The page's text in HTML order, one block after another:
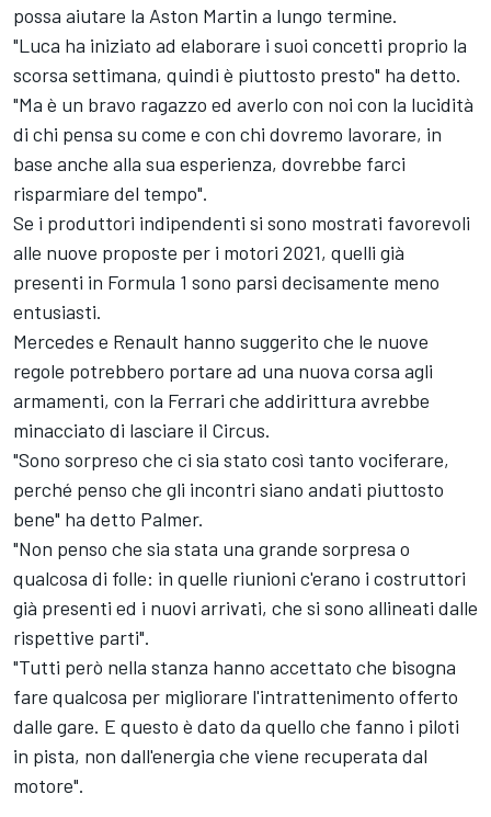
possa aiutare la Aston Martin a lungo termine.
"Luca ha iniziato ad elaborare i suoi concetti proprio la
scorsa settimana, quindi è piuttosto presto" ha detto.
"Ma è un bravo ragazzo ed averlo con noi con la lucidità
di chi pensa su come e con chi dovremo lavorare, in
base anche alla sua esperienza, dovrebbe farci
risparmiare del tempo".
Se i produttori indipendenti si sono mostrati favorevoli
alle nuove proposte per i motori 2021, quelli già
presenti in Formula 1 sono parsi decisamente meno
entusiasti.
Mercedes e Renault hanno suggerito che le nuove
regole potrebbero portare ad una nuova corsa agli
armamenti, con la Ferrari che addirittura avrebbe
minacciato di lasciare il Circus.
"Sono sorpreso che ci sia stato così tanto vociferare,
perché penso che gli incontri siano andati piuttosto
bene" ha detto Palmer.
"Non penso che sia stata una grande sorpresa o
qualcosa di folle: in quelle riunioni c'erano i costruttori
già presenti ed i nuovi arrivati, che si sono allineati dalle
rispettive parti".
"Tutti però nella stanza hanno accettato che bisogna
fare qualcosa per migliorare l'intrattenimento offerto
dalle gare. E questo è dato da quello che fanno i piloti
in pista, non dall'energia che viene recuperata dal
motore".